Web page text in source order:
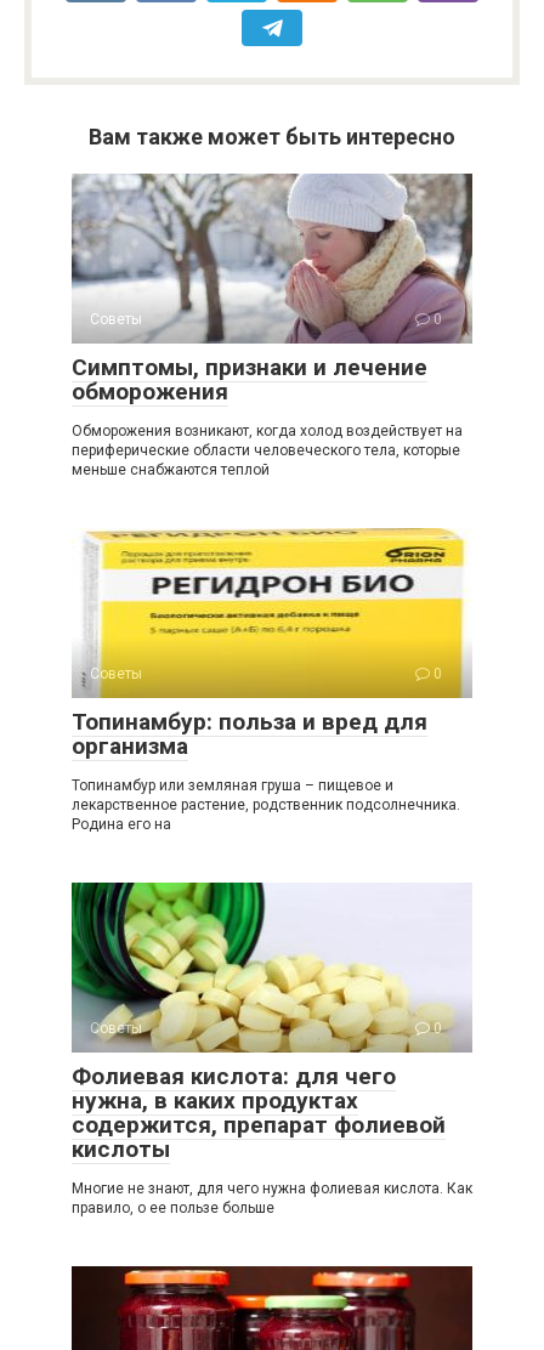
Вам также может быть интересно
Советы 0
Симптомы, признаки и лечение
обморожения
Обморожения возникают, когда холод воздействует на
периферические области человеческого тела, которые
меньше снабжаются теплой
Советы 0
Топинамбур: польза и вред для
организма
Топинамбур или земляная груша – пищевое и
лекарственное растение, родственник подсолнечника.
Родина его на
Советы 0
Фолиевая кислота: для чего
нужна, в каких продуктах
содержится, препарат фолиевой
кислоты
Многие не знают, для чего нужна фолиевая кислота. Как
правило, о ее пользе больше